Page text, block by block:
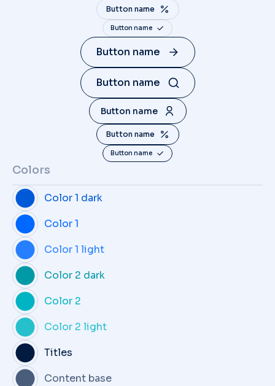
Button name
Button name
Button name
Button name
Button name
Button name
Button name
Colors
Color 1 dark
Color 1
Color 1 light
Color 2 dark
Color 2
Color 2 light
Titles
Content base